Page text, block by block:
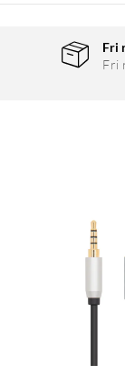
Fri
Fri